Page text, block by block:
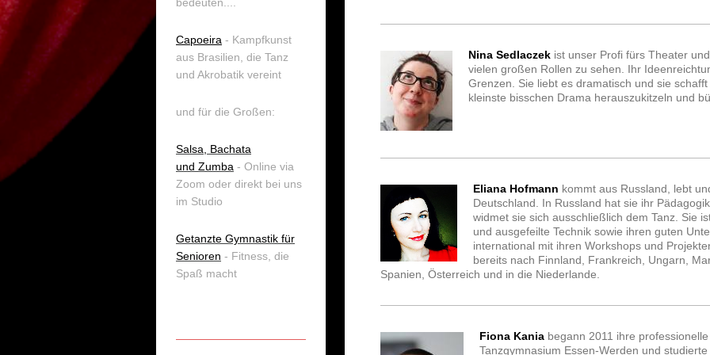
Nina Sedlaczekist unser Profi fürs Theater
vielen großen Rollen zu sehen. Ihr
Grenzen. Sie liebt es dramatisch und sie
kleinste bisschen Drama herauszukitzeln und
Eliana Hofmann kommt aus Russland, lebt
Deutschland. In Russland hat sie ihr
widmet sie sich ausschließlich dem Tanz. Sie
und ausgefeilte Technik sowie ihren guten
international mit ihren Workshops und
bereits nach Finnland, Frankreich, Ungarn,
Spanien, Österreich und in die Niederlande.
Fiona Kaniabegann 2011 ihre
Tanzgymnasium Essen-Werden und
Capoeira - Kampfkunst
aus Brasilien, die Tanz
und Akrobatik vereint
und für die Großen:
Salsa, Bachata
und Zumba - Online via
Zoom oder direkt bei uns
im Studio
Getanzte Gymnastik für
Senioren - Fitness, die
Spaß macht